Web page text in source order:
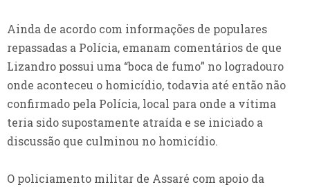
Ainda de acordo com informações de populares
repassadas a Polícia, emanam comentários de que
Lizandro possui uma “boca de fumo” no logradouro
onde aconteceu o homicídio, todavia até então não
confirmado pela Polícia, local para onde a vítima
teria sido supostamente atraída e se iniciado a
discussão que culminou no homicídio.
O policiamento militar de Assaré com apoio da